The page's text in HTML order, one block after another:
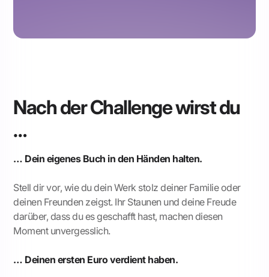
Nach der Challenge wirst du
…
… Dein eigenes Buch in den Händen halten.
Stell dir vor, wie du dein Werk stolz deiner Familie oder
deinen Freunden zeigst. Ihr Staunen und deine Freude
darüber, dass du es geschafft hast, machen diesen
Moment unvergesslich.
… Deinen ersten Euro verdient haben.